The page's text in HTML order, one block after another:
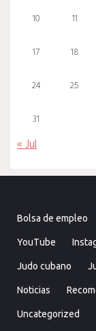
10 11
17 18
24 25
31
« Jul
Bolsa de empleo
YouTube
Judo cubano
Noticias
Uncategorized